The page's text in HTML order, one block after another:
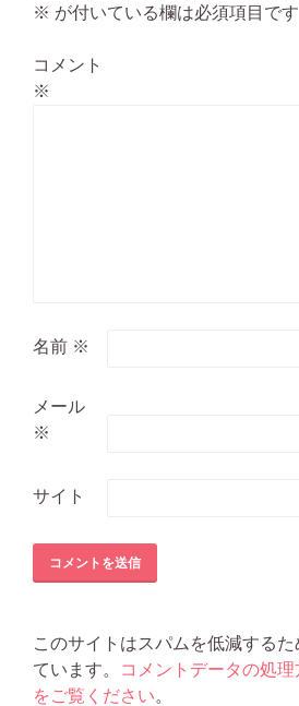
※ が付いている欄は必須項目です
コメント
※
名前 ※
メール
※
サイト
このサイトはスパムを低減する
ています。 コメントデータの処
をご覧ください。